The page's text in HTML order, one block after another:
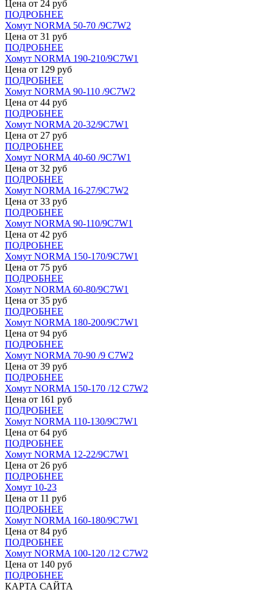
Цена от 24 руб
ПОДРОБНЕЕ
Хомут NORMA 50-70 /9С7W2
Цена от 31 руб
ПОДРОБНЕЕ
Хомут NORMA 190-210/9С7W1
Цена от 129 руб
ПОДРОБНЕЕ
Хомут NORMA 90-110 /9С7W2
Цена от 44 руб
ПОДРОБНЕЕ
Хомут NORMA 20-32/9С7W1
Цена от 27 руб
ПОДРОБНЕЕ
Хомут NORMA 40-60 /9С7W1
Цена от 32 руб
ПОДРОБНЕЕ
Хомут NORMA 16-27/9С7W2
Цена от 33 руб
ПОДРОБНЕЕ
Хомут NORMA 90-110/9С7W1
Цена от 42 руб
ПОДРОБНЕЕ
Хомут NORMA 150-170/9С7W1
Цена от 75 руб
ПОДРОБНЕЕ
Хомут NORMA 60-80/9С7W1
Цена от 35 руб
ПОДРОБНЕЕ
Хомут NORMA 180-200/9С7W1
Цена от 94 руб
ПОДРОБНЕЕ
Хомут NORMA 70-90 /9 С7W2
Цена от 39 руб
ПОДРОБНЕЕ
Хомут NORMA 150-170 /12 С7W2
Цена от 161 руб
ПОДРОБНЕЕ
Хомут NORMA 110-130/9С7W1
Цена от 64 руб
ПОДРОБНЕЕ
Хомут NORMA 12-22/9С7W1
Цена от 26 руб
ПОДРОБНЕЕ
Хомут 10-23
Цена от 11 руб
ПОДРОБНЕЕ
Хомут NORMA 160-180/9С7W1
Цена от 84 руб
ПОДРОБНЕЕ
Хомут NORMA 100-120 /12 С7W2
Цена от 140 руб
ПОДРОБНЕЕ
КАРТА САЙТА